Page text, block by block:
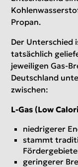
Propan.
Der Unterschied
tatsächlich
jeweiligen Gas-
Deutschland
zwischen:
L-Gas (Low
niedrigerer
stammt
geringerer